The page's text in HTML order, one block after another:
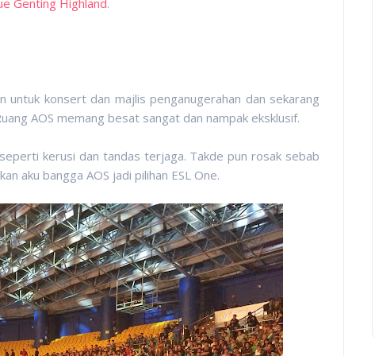
Genting Highland.
untuk konsert dan majlis penganugerahan dan sekarang
AOS memang besat sangat dan nampak eksklusif.
kerusi dan tandas terjaga. Takde pun rosak sebab
aku bangga AOS jadi pilihan ESL One.